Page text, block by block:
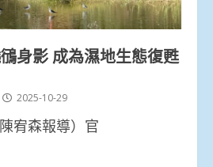
身影 成為濕地生態復甦
2025-10-29
宥森報導）官